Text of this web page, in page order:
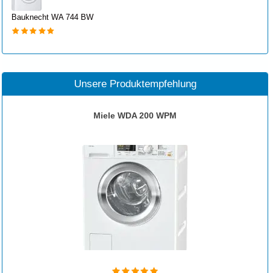
Bauknecht WA 744 BW
Unsere Produktempfehlung
Miele WDA 200 WPM